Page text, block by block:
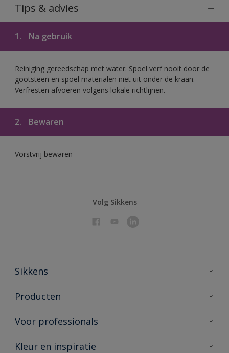
Tips & advies
1. Na gebruik
Reiniging gereedschap met water. Spoel verf nooit door de
gootsteen en spoel materialen niet uit onder de kraan.
Verfresten afvoeren volgens lokale richtlijnen.
2. Bewaren
Vorstvrij bewaren
Volg Sikkens
Sikkens
Over Sikkens
Duurzaamheid
Producten
Producten voor binnen
Vind je verkooppunt
Voor professionals
Sikkens Partners 🔗
Kleur en inspiratie